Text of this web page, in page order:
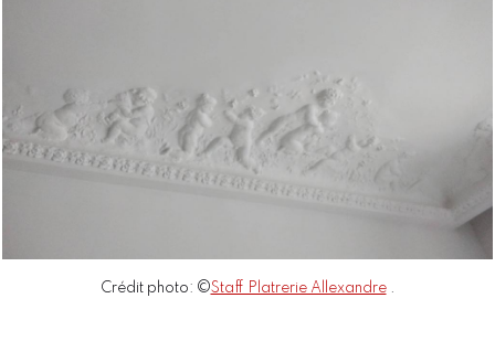
Crédit photo: ©Staff Platrerie Allexandre.